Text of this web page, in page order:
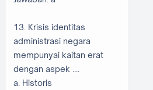
13. Krisis identitas
administrasi negara
mempunyai kaitan erat
dengan aspek ....
a. Historis